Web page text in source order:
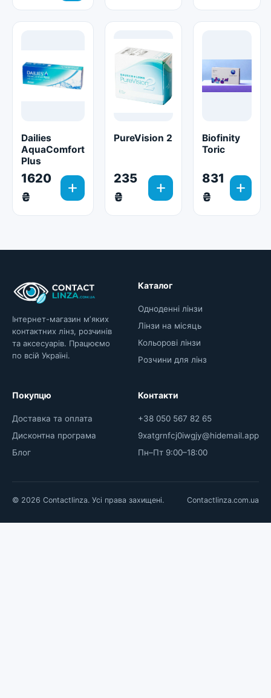
Dailies
AquaСomfort
Plus
1620
₴
add
PureVision 2
235
₴
add
Biofinity
Toric
831
₴
add
Інтернет-магазин мʼяких
контактних лінз, розчинів
та аксесуарів. Працюємо
по всій Україні.
Каталог
Одноденні лінзи
Лінзи на місяць
Кольорові лінзи
Розчини для лінз
Покупцю
Доставка та оплата
Дисконтна програма
Блог
Контакти
+38 050 567 82 65
9xatgrnfcj0iwgjy@hidemail.app
Пн–Пт 9:00–18:00
© 2026 Contactlinza. Усі права захищені. Contactlinza.com.ua